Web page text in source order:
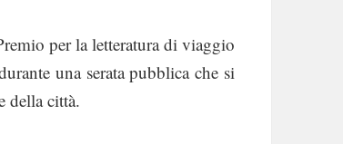
per la letteratura di viaggio
una serata pubblica che si
della città.